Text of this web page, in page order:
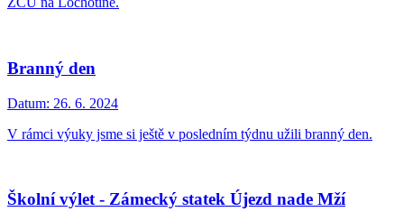
Branný den
Datum: 26. 6. 2024
V rámci výuky jsme si ještě v posledním týdnu užili branný den.
Školní výlet - Zámecký statek Újezd nade Mží